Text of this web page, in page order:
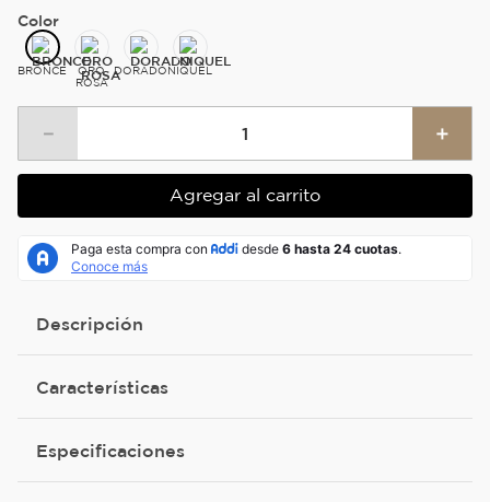
Color
BRONCE
ORO
ROSA
DORADONIQUEL
＋
－
Agregar al carrito
Descripción
Características
Especificaciones